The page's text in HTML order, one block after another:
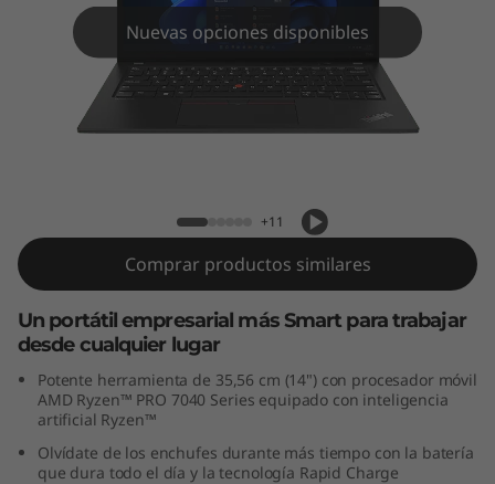
Nuevas opciones disponibles
+11
Comprar productos similares
Un portátil empresarial más Smart para trabajar
desde cualquier lugar
Potente herramienta de 35,56 cm (14") con procesador móvil
AMD Ryzen™ PRO 7040 Series equipado con inteligencia
artificial Ryzen™
Olvídate de los enchufes durante más tiempo con la batería
que dura todo el día y la tecnología Rapid Charge